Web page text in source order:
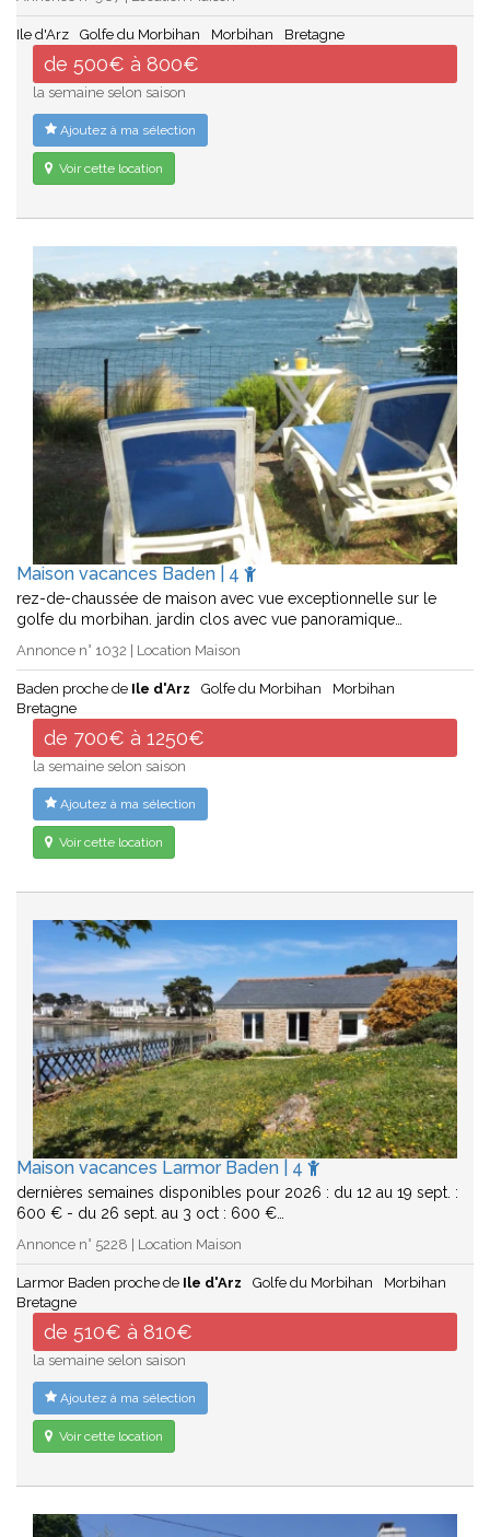
Ile d'Arz Golfe du Morbihan Morbihan Bretagne
de 500€ à 800€
la semaine selon saison
Ajoutez à ma sélection
Voir cette location
Maison vacances Baden | 4
rez-de-chaussée de maison avec vue exceptionnelle sur le
golfe du morbihan. jardin clos avec vue panoramique…
Annonce n° 1032 | Location Maison
Baden proche de Ile d'Arz Golfe du Morbihan
Morbihan
Bretagne
de 700€ à 1250€
la semaine selon saison
Ajoutez à ma sélection
Voir cette location
Maison vacances Larmor Baden | 4
dernières semaines disponibles pour 2026 : du 12 au 19 sept. :
600 € - du 26 sept. au 3 oct : 600 €…
Annonce n° 5228 | Location Maison
Larmor Baden proche de Ile d'Arz Golfe du Morbihan
Morbihan
Bretagne
de 510€ à 810€
la semaine selon saison
Ajoutez à ma sélection
Voir cette location